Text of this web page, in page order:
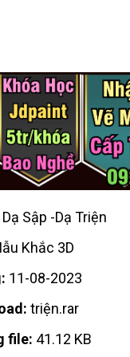
Dạ Sập -Dạ Triện
Khắc 3D
11-08-2023
triện.rar
file: 41.12 KB